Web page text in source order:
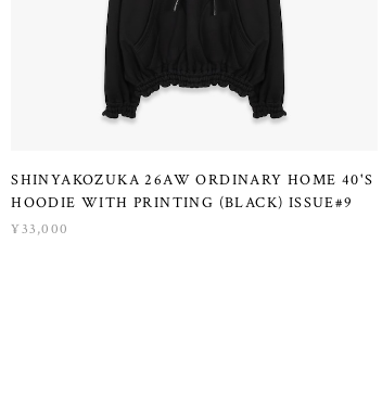
SHINYAKOZUKA 26AW ORDINARY HOME 40'S
HOODIE WITH PRINTING (BLACK) ISSUE#9
¥33,000